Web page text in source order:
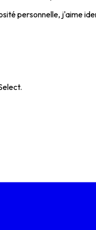
personnelle, j'aime